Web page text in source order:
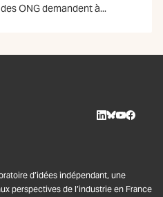
ONG demandent à...
d’idées indépendant, une
perspectives de l’industrie en France